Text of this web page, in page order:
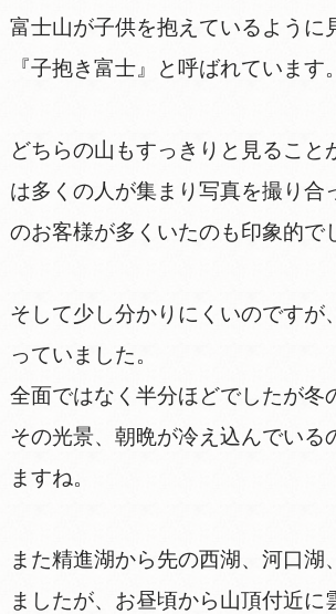
富士山が子供を抱えているように
『子抱き富士』と呼ばれています。
どちらの山もすっきりと見ること
は多くの人が集まり写真を撮り合
のお客様が多くいたのも印象的で
そして少し分かりにくいのですが
っていました。
全面ではなく半分ほどでしたが冬
その光景、朝晩が冷え込んでいる
ますね。
また精進湖から先の西湖、河口湖
ましたが、お昼頃から山頂付近に